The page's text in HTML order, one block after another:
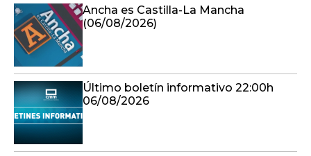
Ancha es Castilla-La Mancha
(06/08/2026)
Último boletín informativo 22:00h
06/08/2026